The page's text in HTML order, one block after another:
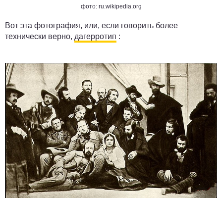
фото: ru.wikipedia.org
Вот эта фотография, или, если говорить более
технически верно, дагерротип :